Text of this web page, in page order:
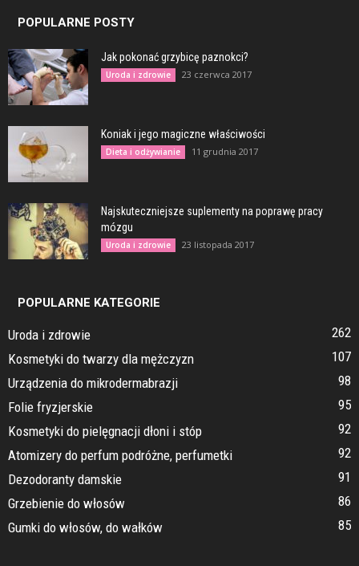
POPULARNE POSTY
Jak pokonać grzybicę paznokci?
Uroda i zdrowie 23 czerwca 2017
Koniak i jego magiczne właściwości
Dieta i odżywianie 11 grudnia 2017
Najskuteczniejsze suplementy na poprawę pracy
mózgu
Uroda i zdrowie 23 listopada 2017
POPULARNE KATEGORIE
Uroda i zdrowie
262
Kosmetyki do twarzy dla mężczyzn
107
Urządzenia do mikrodermabrazji
98
Folie fryzjerskie
95
Kosmetyki do pielęgnacji dłoni i stóp
92
Atomizery do perfum podróżne, perfumetki
92
Dezodoranty damskie
91
Grzebienie do włosów
86
Gumki do włosów, do wałków
85